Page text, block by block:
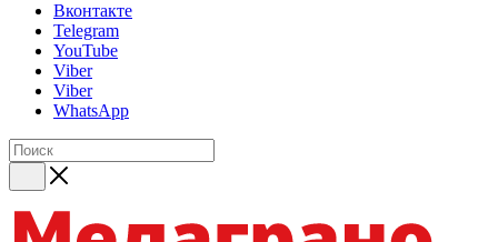
Вконтакте
Telegram
YouTube
Viber
Viber
WhatsApp